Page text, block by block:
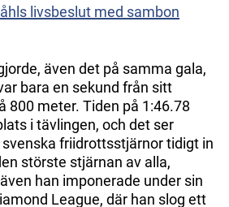
livsbeslut med sambon
även det på samma gala,
bara en sekund från sitt
800 meter. Tiden på 1:46.78
i tävlingen, och det ser
friidrottsstjärnor tidigt in
störste stjärnan av alla,
han imponerade under sin
League, där han slog ett